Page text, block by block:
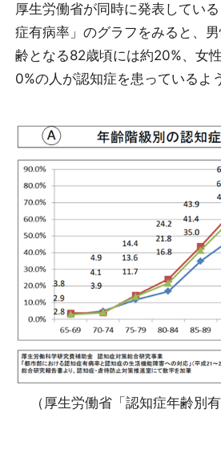
厚生労働省が同時に発表してい
症有病率」のグラフをみると、
齢となる82歳頃には約20%、女
0%の人が認知症を患っているよ
（厚生労働省「認知症年齢別